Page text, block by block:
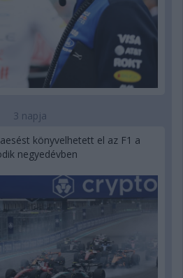
3 napja
könyvelhetett el az F1 a
negyedévben